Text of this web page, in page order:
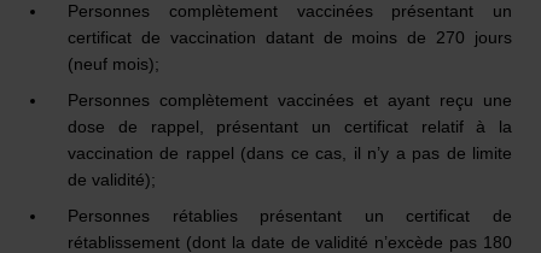
Personnes complètement vaccinées présentant un
certificat de vaccination datant de moins de 270 jours
(neuf mois);
Personnes complètement vaccinées et ayant reçu une
dose de rappel, présentant un certificat relatif à la
vaccination de rappel (dans ce cas, il n’y a pas de limite
de validité);
Personnes rétablies présentant un certificat de
rétablissement (dont la date de validité n’excède pas 180